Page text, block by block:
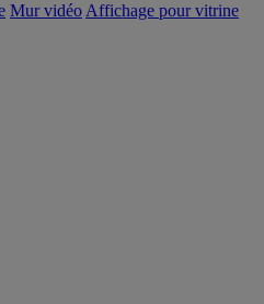
Mur vidéo Affichage pour vitrine